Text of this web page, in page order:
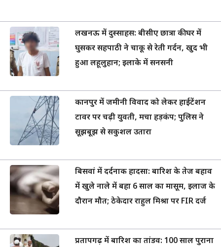
लखनऊ में दुस्साहस: बीसीए छात्रा की घर में
घुसकर सहपाठी ने चाकू से रेती गर्दन, खुद भी
हुआ लहूलुहान; इलाके में सनसनी
कानपुर में जमीनी विवाद को लेकर हाईटेंशन
टावर पर चढ़ी युवती, मचा हड़कंप; पुलिस ने
सूझबूझ से सकुशल उतारा
बिसवां में दर्दनाक हादसा: बारिश के तेज बहाव
में खुले नाले में बहा 6 साल का मासूम, इलाज के
दौरान मौत; ठेकेदार राहुल मिश्रा पर FIR दर्ज
प्रतापगढ़ में बारिश का तांडव: 100 साल पुराना